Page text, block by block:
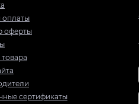
оплаты
оферты
сертификаты